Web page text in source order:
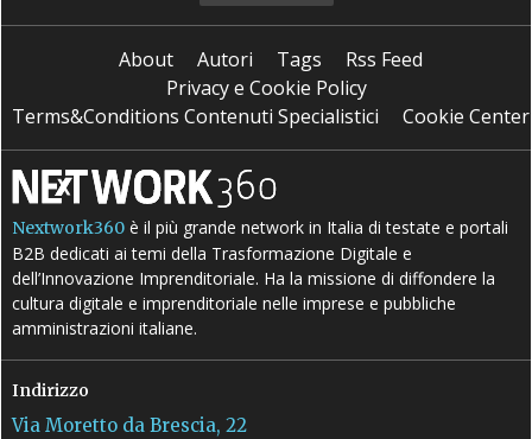
About Autori Tags
Rss Feed
Privacy e Cookie Policy
Terms&Conditions Contenuti Specialistici
Cookie Center
Nextwork360 è il più grande network in Italia di testate e portali
B2B dedicati ai temi della Trasformazione Digitale e
dell’Innovazione Imprenditoriale. Ha la missione di diffondere la
cultura digitale e imprenditoriale nelle imprese e pubbliche
amministrazioni italiane.
Indirizzo
Via Moretto da Brescia, 22